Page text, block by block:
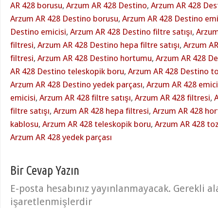
AR 428 borusu, Arzum AR 428 Destino, Arzum AR 428
Arzum AR 428 Destino borusu, Arzum AR 428 Destino
Destino emicisi, Arzum AR 428 Destino filtre satışı,
filtresi, Arzum AR 428 Destino hepa filtre satışı, Arzum
filtresi, Arzum AR 428 Destino hortumu, Arzum AR 428
AR 428 Destino teleskopik boru, Arzum AR 428 Destino
Arzum AR 428 Destino yedek parçası, Arzum AR 428 emici
emicisi, Arzum AR 428 filtre satışı, Arzum AR 428 filtresi,
filtre satışı, Arzum AR 428 hepa filtresi, Arzum AR 428
kablosu, Arzum AR 428 teleskopik boru, Arzum AR 428
Arzum AR 428 yedek parçası
Bir Cevap Yazın
E-posta hesabınız yayınlanmayacak. Gerekli
işaretlenmişlerdir